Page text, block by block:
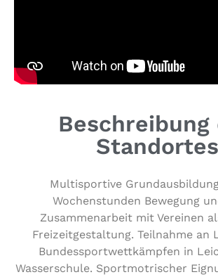
Beschreibung
Standortes
Mul­ti­spor­ti­ve
Wochen­stun­den Bewegung
Zusam­men­ar­beit mit Vereinen
Frei­zeit­ge­stal­tung. Teilnahme an
Bun­des­sport­wett­kämp­fen in
Was­ser­schu­le. Sport­mo­tri­scher